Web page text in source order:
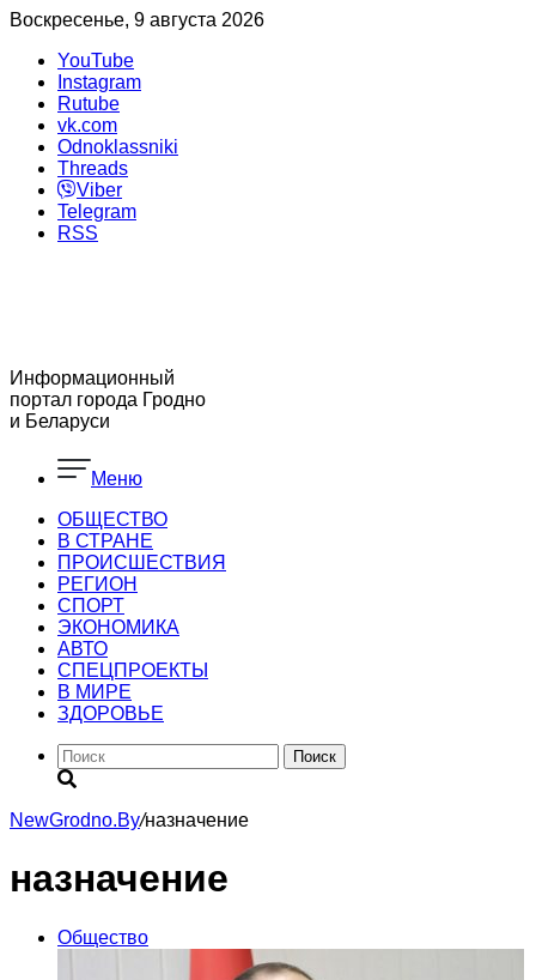
Воскресенье, 9 августа 2026
YouTube
Instagram
Rutube
vk.com
Odnoklassniki
Threads
Viber
Telegram
RSS
Информационный
портал города Гродно
и Беларуси
Меню
ОБЩЕСТВО
В СТРАНЕ
ПРОИСШЕСТВИЯ
РЕГИОН
CПОРТ
ЭКОНОМИКА
АВТО
СПЕЦПРОЕКТЫ
В МИРЕ
ЗДОРОВЬЕ
Поиск
NewGrodno.By/назначение
назначение
Общество